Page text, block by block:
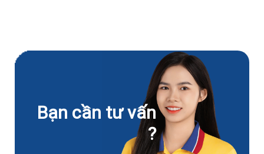
Bạn cần tư vấn
?